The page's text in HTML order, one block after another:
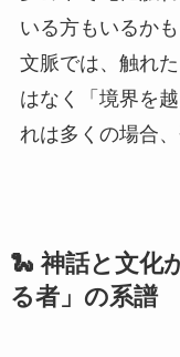
いる方もいるか
文脈では、触れ
はなく「境界を
れは多くの場合
🐍 神話と文化
る者」の系譜